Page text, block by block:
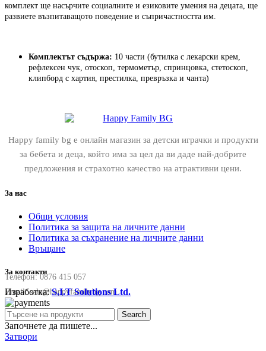
комплект ще насърчите социалните и езиковите умения на децата, ще
развиете възпитаващото поведение и съпричастността им.
Комплектът съдържа: 10 части (бутилка с лекарски крем,
рефлексен чук, отоскоп, термометър, спринцовка, стетоскоп,
клипборд с хартия, престилка, превръзка и чанта)
Happy family bg е онлайн магазин за детски играчки и продукти
за бебета и деца, който има за цел да ви даде най-добрите
предложения и страхотно качество на атрактивни цени.
За нас
Общи условия
Политика за защита на личните данни
Политика за съхранение на личните данни
Връщане
За контакти
Телефон:0876 415 057
Email:sale@happyfamilybg.com
Изработка:S.I.T Solutions Ltd.
Search
Започнете да пишете...
Затвори